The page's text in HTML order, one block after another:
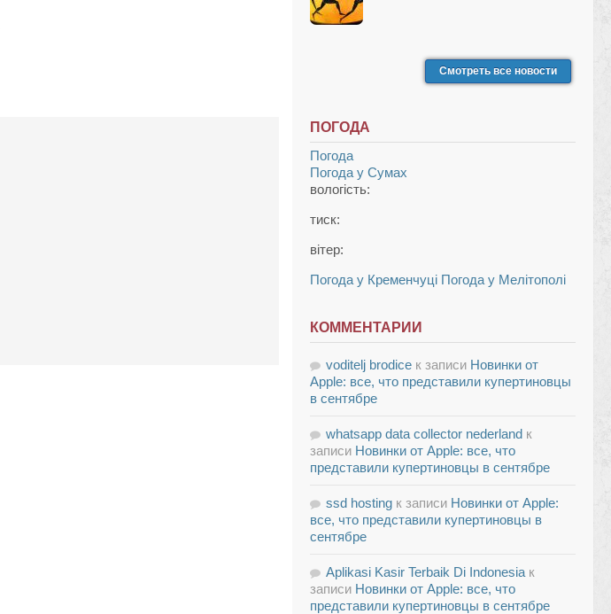
Смотреть все новости
ПОГОДА
Погода
Погода у Сумах
вологість:
тиск:
вітер:
Погода у Кременчуці Погода у Мелітополі
КОММЕНТАРИИ
voditelj brodice к записи Новинки от
Apple: все, что представили купертиновцы
в сентябре
whatsapp data collector nederland к
записи Новинки от Apple: все, что
представили купертиновцы в сентябре
ssd hosting к записи Новинки от Apple:
все, что представили купертиновцы в
сентябре
Aplikasi Kasir Terbaik Di Indonesia к
записи Новинки от Apple: все, что
представили купертиновцы в сентябре